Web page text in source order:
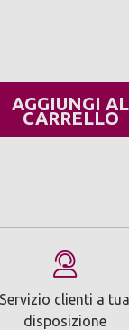
AGGIUNGI AL
CARRELLO
Servizio clienti a tua
disposizione